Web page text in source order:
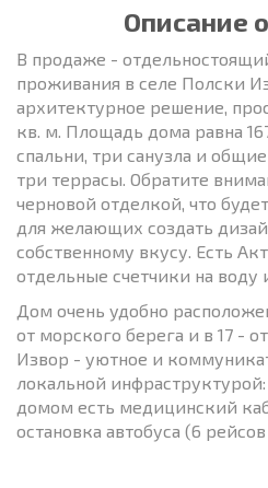
Описание
В продаже -
проживания в селе Полски
архитектурное решение,
кв. м. Площадь дома равна
спальни, три санузла и
три террасы. Обратите
черновой отделкой, что
для желающих создать
собственному вкусу. Есть
отдельные счетчики на воду
Дом очень удобно
от морского берега и в 17 -
Извор - уютное и
локальной
домом есть медицинский
остановка автобуса (6 рейсов